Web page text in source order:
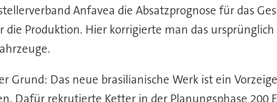
Anfavea die Absatzprognose für das
die Produktion. Hier korrigierte man das
Grund: Das neue brasilianische Werk ist ein
Dafür rekrutierte Ketter in der Planungsphase 200